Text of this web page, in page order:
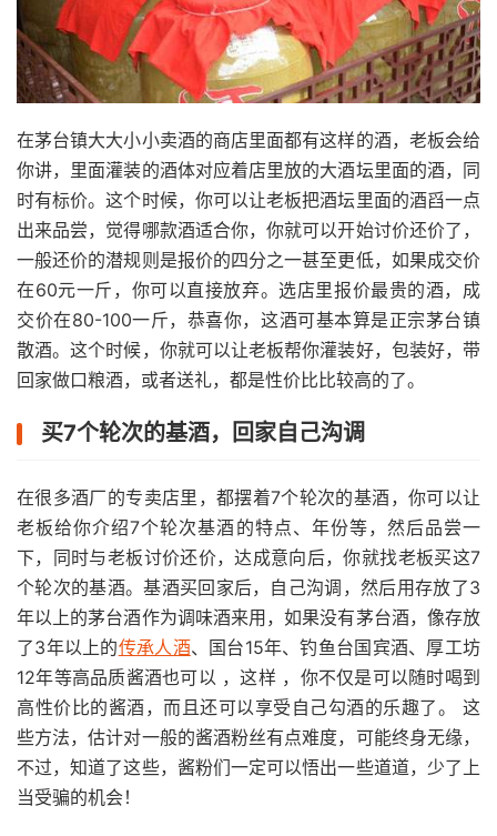
在茅台镇大大小小卖酒的商店里面都有这样的酒，老板会给
你讲，里面灌装的酒体对应着店里放的大酒坛里面的酒，同
时有标价。这个时候，你可以让老板把酒坛里面的酒舀一点
出来品尝，觉得哪款酒适合你，你就可以开始讨价还价了，
一般还价的潜规则是报价的四分之一甚至更低，如果成交价
在60元一斤，你可以直接放弃。选店里报价最贵的酒，成
交价在80-100一斤，恭喜你，这酒可基本算是正宗茅台镇
散酒。这个时候，你就可以让老板帮你灌装好，包装好，带
回家做口粮酒，或者送礼，都是性价比比较高的了。
买7个轮次的基酒，回家自己沟调
在很多酒厂的专卖店里，都摆着7个轮次的基酒，你可以让
老板给你介绍7个轮次基酒的特点、年份等，然后品尝一
下，同时与老板讨价还价，达成意向后，你就找老板买这7
个轮次的基酒。基酒买回家后，自己沟调，然后用存放了3
年以上的茅台酒作为调味酒来用，如果没有茅台酒，像存放
了3年以上的传承人酒、国台15年、钓鱼台国宾酒、厚工坊
12年等高品质酱酒也可以 ，这样 ，你不仅是可以随时喝到
高性价比的酱酒，而且还可以享受自己勾酒的乐趣了。 这
些方法，估计对一般的酱酒粉丝有点难度，可能终身无缘，
不过，知道了这些，酱粉们一定可以悟出一些道道，少了上
当受骗的机会！